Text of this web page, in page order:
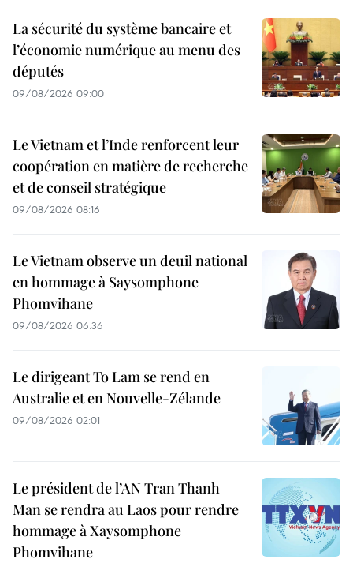
La sécurité du système bancaire et
l’économie numérique au menu des
députés
09/08/2026 09:00
Le Vietnam et l’Inde renforcent leur
coopération en matière de recherche
et de conseil stratégique
09/08/2026 08:16
Le Vietnam observe un deuil national
en hommage à Saysomphone
Phomvihane
09/08/2026 06:36
Le dirigeant To Lam se rend en
Australie et en Nouvelle-Zélande
09/08/2026 02:01
Le président de l’AN Tran Thanh
Man se rendra au Laos pour rendre
hommage à Xaysomphone
Phomvihane